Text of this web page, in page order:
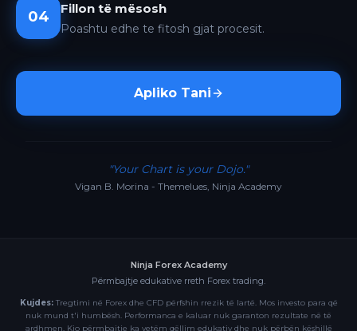
04 Fillon të mësosh
Poashtu edhe te fitosh gjat procesit.
Apliko Tani
"Your Chart is your Dojo."
Vigan B. Morina - Themelues, Ninja Academy
Ninja Forex Academy
Përmbajtje edukative rreth Forex trading.
Kujdes:Tregtimi në Forex dhe CFD përfshin rrezik të lartë. Mos investo para që
nuk mund t'i humbësh. Performanca e kaluar nuk garanton rezultate në të
ardhmen. Kjo përmbajtje ka vetëm qëllim edukativ dhe nuk përbën këshillë